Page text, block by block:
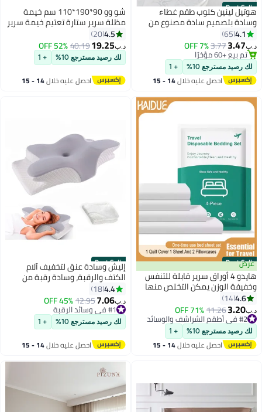
Best Seller
هوتيل لينين كلوب طقم غطاء
وسادة بتصميم سادة مصنوع من
مزيج القطن مكون من قطعتين مزيج
القطن أبيض 50x75سم
4.1
65
د.ب‏3.47
3.77
7% OFF
#2 في أغطية مخدات
تم بيع +60 مؤخرًا
#2 في أغطية مخدات
لك رصيد مسترجع 10% + 1
احصل عليه خلال 14 - 15
شو وو 90*190*110 سم خيمة
مظلة سرير ستارة تعتيم خيمة سرير
فردية ستارة تظليل قماشية للطلاب
مظلة سرير ناموسية نوم الطلاب
حماية الخصوصية نمط الكون
4.5
20
د.ب‏19.25
40.19
52% OFF
لك رصيد مسترجع 10% + 1
احصل عليه خلال 14 - 15
Best Seller
عرض
هايدو 4 أوراق سرير قابلة للتنفس
وخفيفة الوزن يمكن التخلص منها
مجموعة أغطية الأسفار النهائية مع
غلاف لحاف واحد وغطاءان من
الوسادات مثاليان لرحلات الأعمال
منتجع صحي وفندق الإقامة البيضاء
4.6
14
د.ب‏3.20
11.26
71% OFF #2 في أطقم الشراشف والوسائد
بتخلّص بسرعة
تم بيع +100 مؤخرًا
#2 في أطقم الشراشف والوسائد
لك رصيد مسترجع 10% + 1
احصل عليه خلال 14 - 15
Best Seller
إليش وسادة عنق لتخفيف آلام
الكتف والرقبة، وسادة رقبة من
إسفنج الذاكرة، وسادة دعم رقبة
مريحة للعظام للنوم على الجانب
الخلفي والمعدة (شكل فراشة)
4.4
18
د.ب‏7.06
12.95
45% OFF #1 في وسائد الرقبة
باقي 7 وحدات في المخزون
تم بيع +70 مؤخرًا
#1 في وسائد الرقبة
لك رصيد مسترجع 10% + 1
احصل عليه خلال 14 - 15